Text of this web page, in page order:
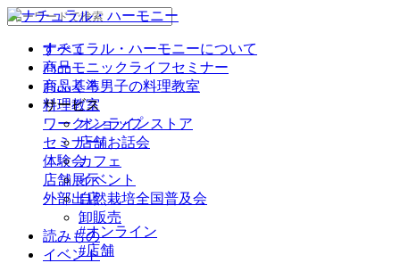
ナチュラル・ハーモニーについて
商品
商品基準
サービス
オンラインストア
店舗
カフェ
イベント
自然栽培全国普及会
卸販売
読みもの
イベント
すべて
ハーモニックライフセミナー
おふくろ男子の料理教室
料理教室
ワークショップ
セミナー/ お話会
体験会
店舗展示
外部出店
#オンライン
#店舗